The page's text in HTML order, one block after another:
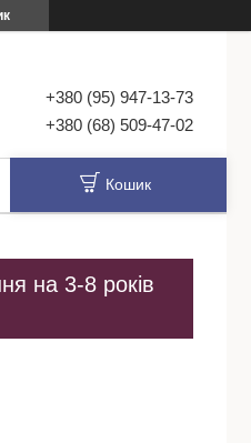
+380 (95) 947-13-73
+380 (68) 509-47-02
Кошик
на 3-8 років